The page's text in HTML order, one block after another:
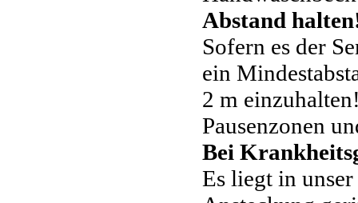
Abstand
Sofern es der
ein
2 m
Pausenzonen
Bei
Es liegt in